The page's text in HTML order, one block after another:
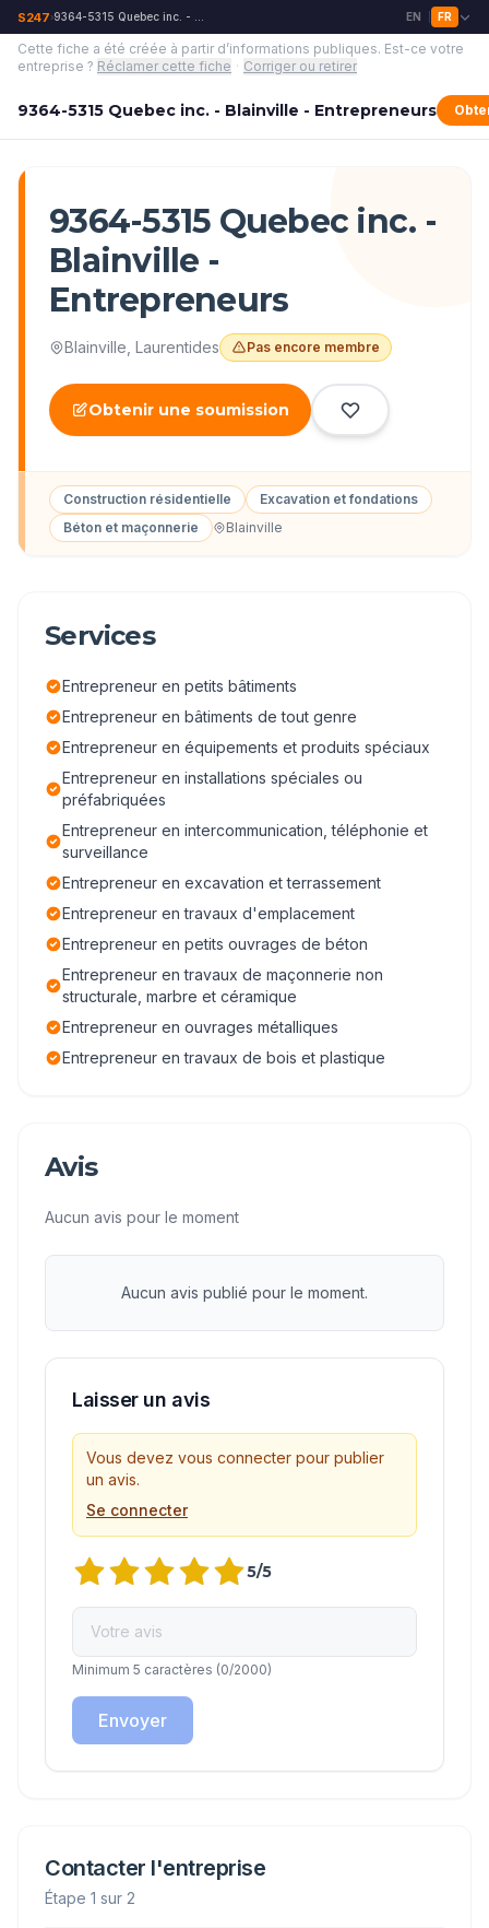
S247›9364-5315 Quebec inc. - Blainville - Entrepreneurs EN FR
Cette fiche a été créée à partir d’informations publiques. Est-ce votre
entreprise ? Réclamer cette fiche · Corriger ou retirer
9364-5315 Quebec inc. - Blainville - Entrepreneurs
9364-5315 Quebec inc. -
Blainville -
Entrepreneurs
Blainville Laurentides Pas encore membre
Obtenir une soumission
Construction résidentielle
Excavation et fondations
Béton et maçonnerie
Blainville
Services
Entrepreneur en petits bâtiments
Entrepreneur en bâtiments de tout genre
Entrepreneur en équipements et produits spéciaux
Entrepreneur en installations spéciales ou
préfabriquées
Entrepreneur en intercommunication, téléphonie et
surveillance
Entrepreneur en excavation et terrassement
Entrepreneur en travaux d'emplacement
Entrepreneur en petits ouvrages de béton
Entrepreneur en travaux de maçonnerie non
structurale, marbre et céramique
Entrepreneur en ouvrages métalliques
Entrepreneur en travaux de bois et plastique
Avis
Aucun avis pour le moment
Aucun avis publié pour le moment.
Laisser un avis
Vous devez vous connecter pour publier
un avis.
Se connecter
5/5
Minimum 5 caractères (0/2000)
Envoyer
Contacter l'entreprise
Étape 1 sur 2